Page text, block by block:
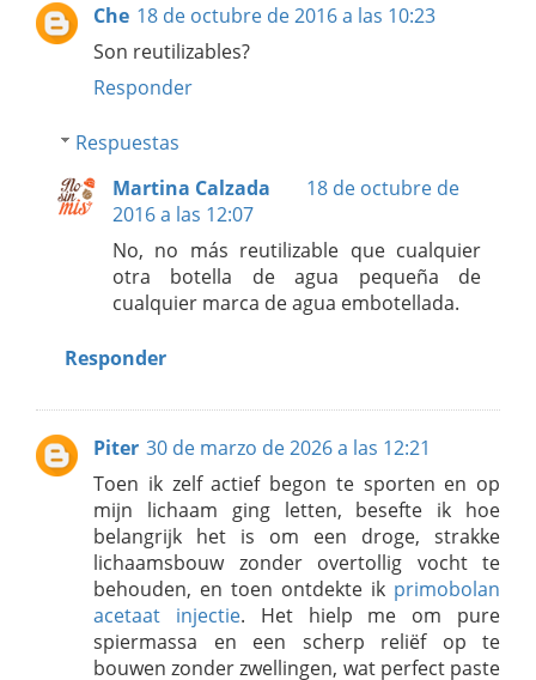
Che 18 de octubre de 2016 a las 10:23
Son reutilizables?
Responder
Respuestas
Martina Calzada
18 de octubre de
2016 a las 12:07
No, no más reutilizable que cualquier
otra botella de agua pequeña de
cualquier marca de agua embotellada.
Responder
Piter 30 de marzo de 2026 a las 12:21
Toen ik zelf actief begon te sporten en op
mijn lichaam ging letten, besefte ik hoe
belangrijk het is om een droge, strakke
lichaamsbouw zonder overtollig vocht te
behouden, en toen ontdekte ik primobolan
acetaat injectie. Het hielp me om pure
spiermassa en een scherp reliëf op te
bouwen zonder zwellingen, wat perfect paste